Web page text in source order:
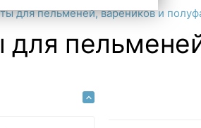
для пельменей, вареников и
для